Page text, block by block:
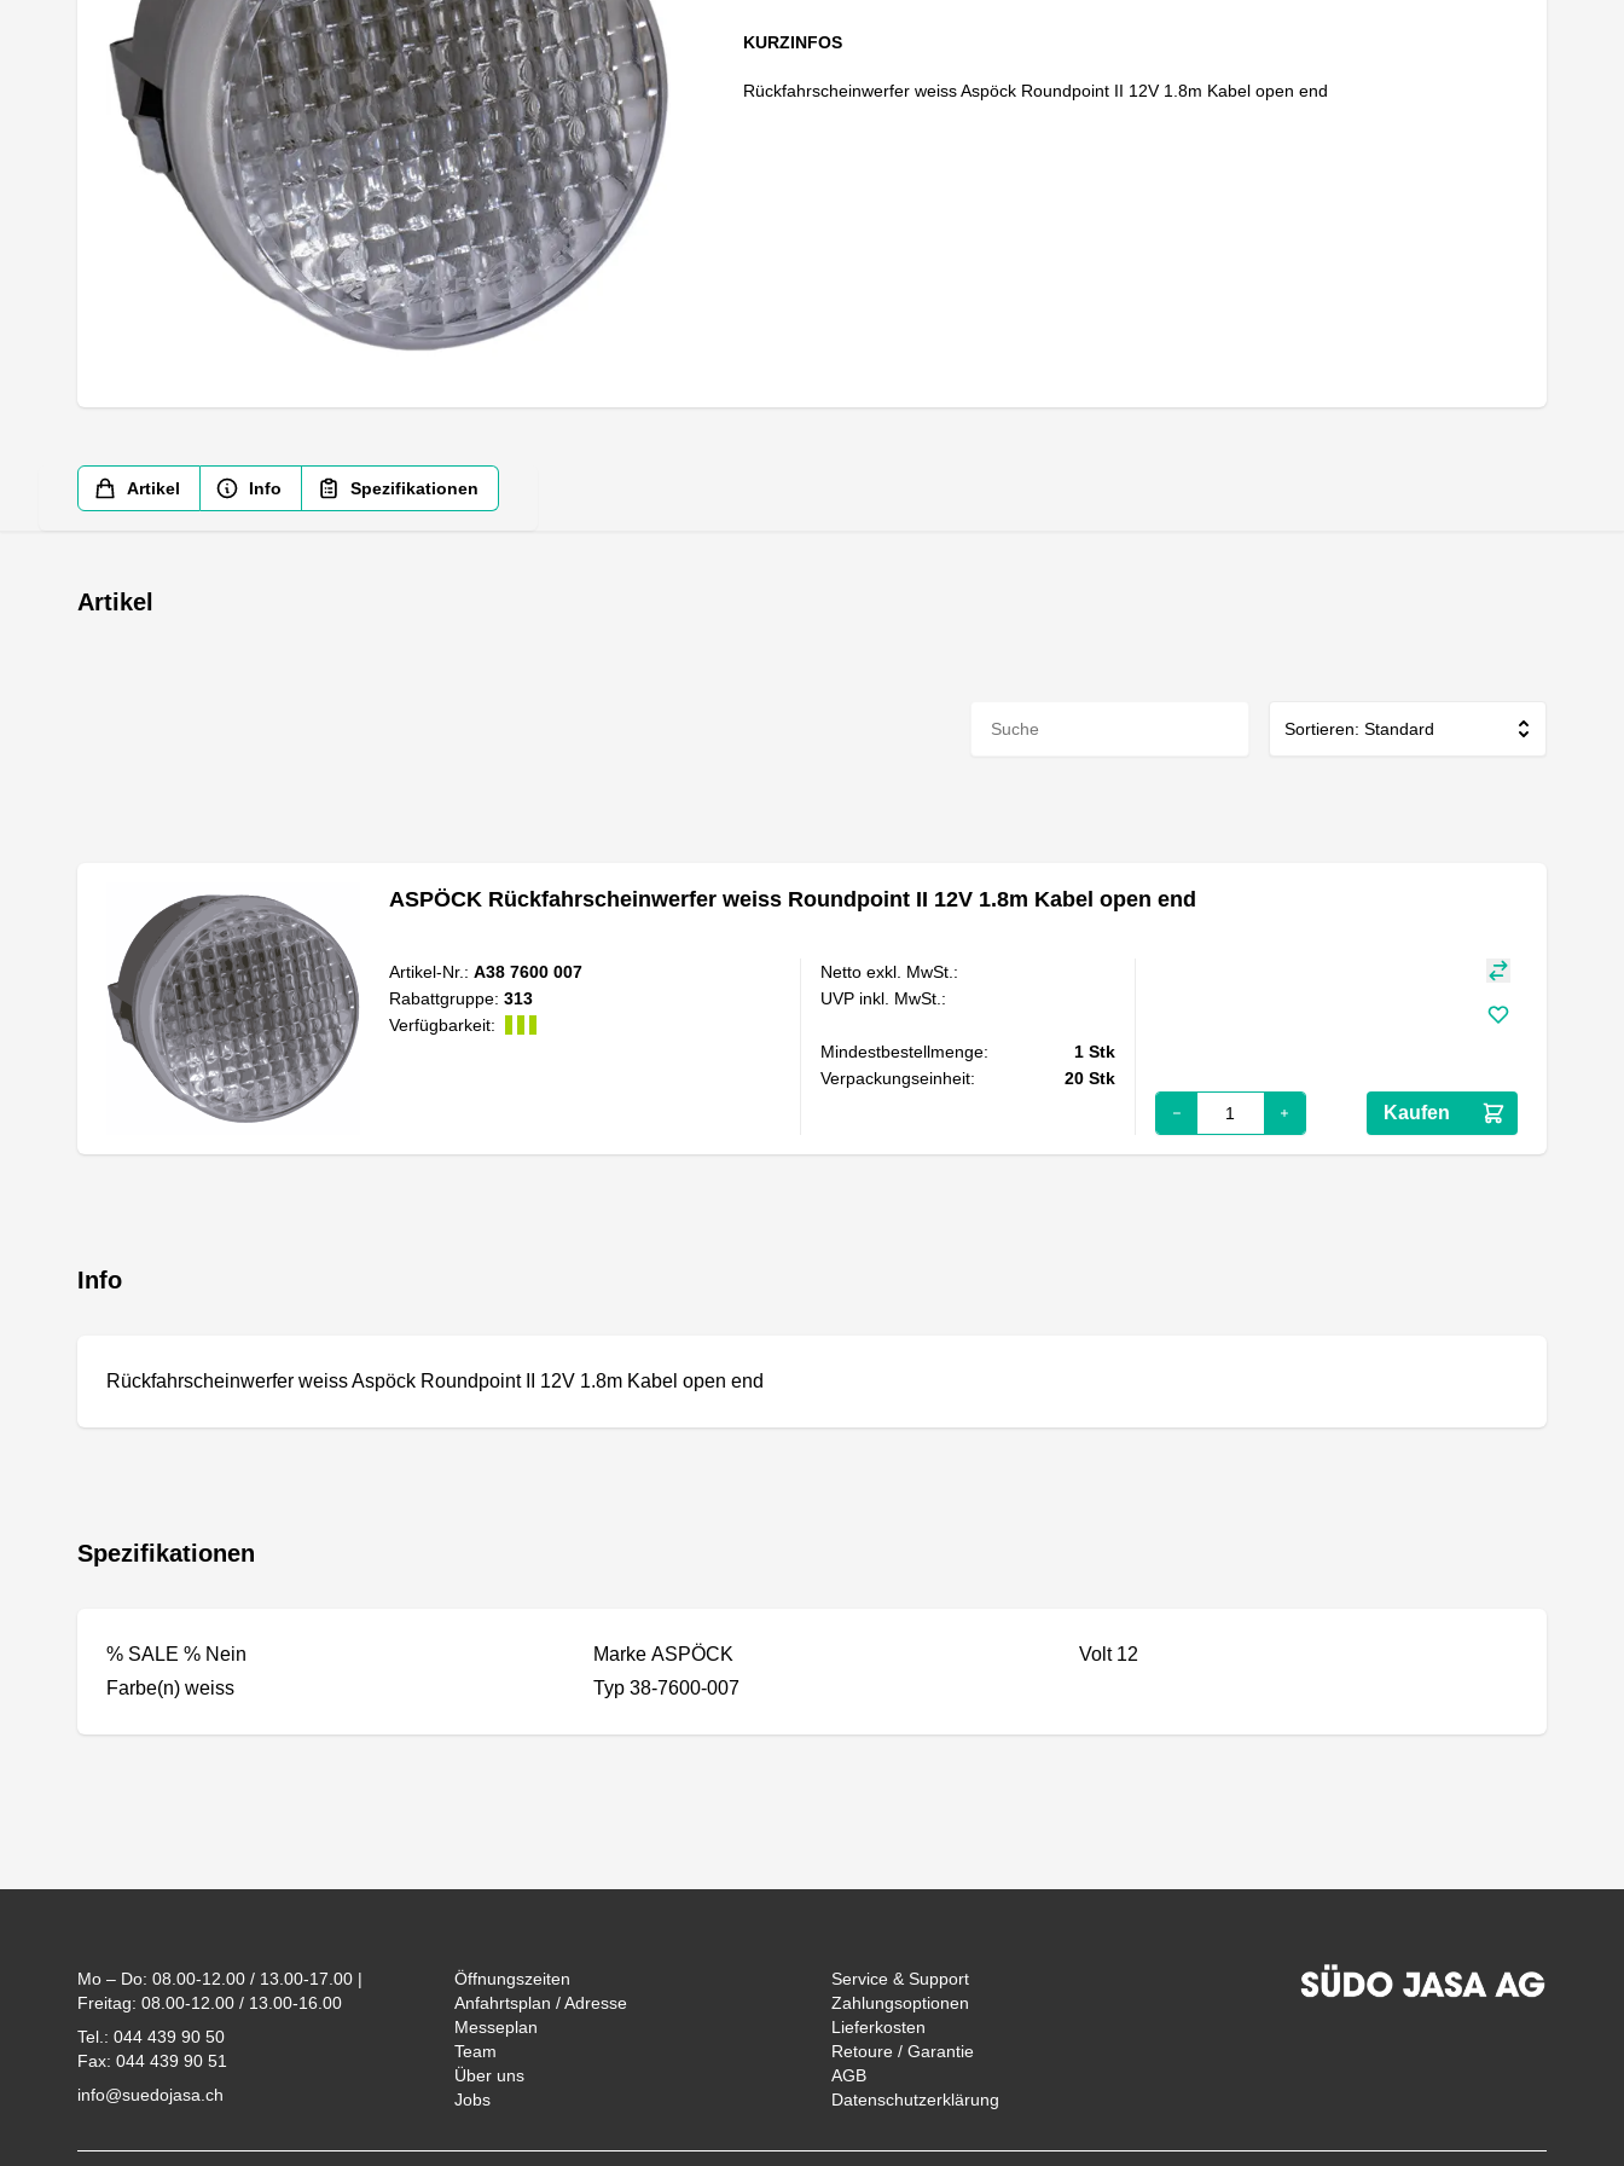
KURZINFOS
Rückfahrscheinwerfer weiss Aspöck Roundpoint II 12V 1.8m Kabel open end
Artikel Info Spezifikationen
Artikel
Sortieren: Standard
ASPÖCK Rückfahrscheinwerfer weiss Roundpoint II 12V 1.8m Kabel open end
Artikel-Nr.: A38 7600 007
Rabattgruppe: 313
Verfügbarkeit:
Netto exkl. MwSt.:
UVP inkl. MwSt.:
Mindestbestellmenge: 1 Stk
Verpackungseinheit:
20 Stk
Kaufen
Info
Rückfahrscheinwerfer weiss Aspöck Roundpoint II 12V 1.8m Kabel open end
Spezifikationen
% SALE % Nein
Farbe(n) weiss
Marke ASPÖCK
Typ 38-7600-007
Volt 12
Mo – Do: 08.00-12.00 / 13.00-17.00 |
Freitag: 08.00-12.00 / 13.00-16.00
Tel.: 044 439 90 50
Fax: 044 439 90 51
info@suedojasa.ch
Öffnungszeiten
Anfahrtsplan / Adresse
Messeplan
Team
Über uns
Jobs
Service & Support
Zahlungsoptionen
Lieferkosten
Retoure / Garantie
AGB
Datenschutzerklärung